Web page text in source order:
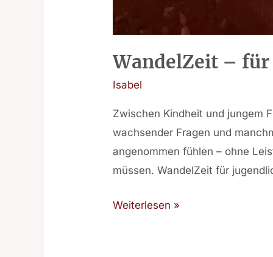
WandelZeit –
Isabel
Zwischen Kindheit und jungem
wachsender Fragen und
angenommen fühlen – ohne
müssen. WandelZeit für
Weiterlesen »